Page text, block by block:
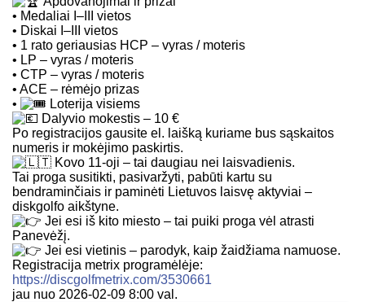
• Medaliai I–III vietos
• Diskai I–III vietos
• 1 rato geriausias HCP – vyras / moteris
• LP – vyras / moteris
• CTP – vyras / moteris
• ACE – rėmėjo prizas
•
Loterija visiems
Dalyvio mokestis – 10 €
Po registracijos gausite el. laišką kuriame bus sąskaitos
numeris ir mokėjimo paskirtis.
Kovo 11-oji – tai daugiau nei laisvadienis.
Tai proga susitikti, pasivaržyti, pabūti kartu su
bendraminčiais ir paminėti Lietuvos laisvę aktyviai –
diskgolfo aikštyne.
Jei esi iš kito miesto – tai puiki proga vėl atrasti
Panevėžį.
Jei esi vietinis – parodyk, kaip žaidžiama namuose.
Registracija metrix programėlėje:
https://discgolfmetrix.com/3530661
jau nuo 2026-02-09 8:00 val.